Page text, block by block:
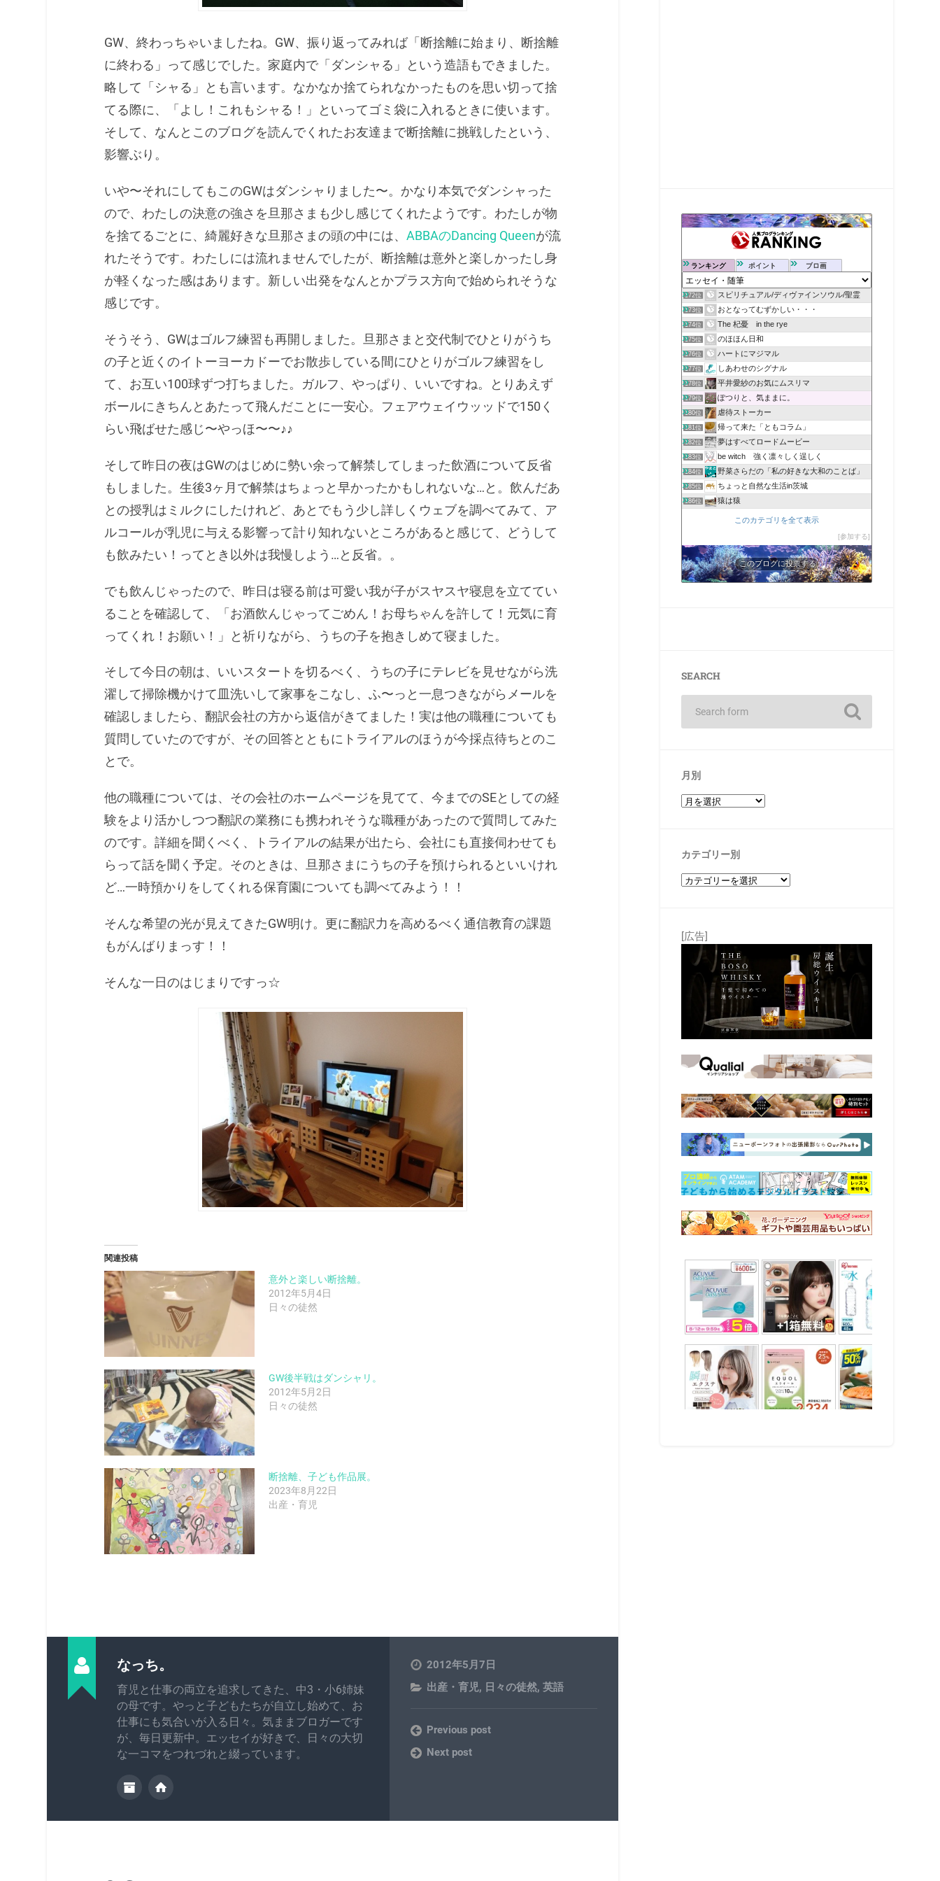
GW、終わっちゃいましたね。GW、振り返ってみれば「断捨離に始まり、断捨離
に終わる」って感じでした。家庭内で「ダンシャる」という造語もできました。
略して「シャる」とも言います。なかなか捨てられなかったものを思い切って捨
てる際に、「よし！これもシャる！」といってゴミ袋に入れるときに使います。
そして、なんとこのブログを読んでくれたお友達まで断捨離に挑戦したという、
影響ぶり。
いや〜それにしてもこのGWはダンシャりました〜。かなり本気でダンシャった
ので、わたしの決意の強さを旦那さまも少し感じてくれたようです。わたしが物
を捨てるごとに、綺麗好きな旦那さまの頭の中には、 ABBAのDancing Queenが流
れたそうです。わたしには流れませんでしたが、断捨離は意外と楽しかったし身
が軽くなった感はあります。新しい出発をなんとかプラス方向で始められそうな
感じです。
そうそう、GWはゴルフ練習も再開しました。旦那さまと交代制でひとりがうち
の子と近くのイトーヨーカドーでお散歩している間にひとりがゴルフ練習をし
て、お互い100球ずつ打ちました。ガルフ、やっぱり、いいですね。とりあえず
ボールにきちんとあたって飛んだことに一安心。フェアウェイウッッドで150く
らい飛ばせた感じ〜やっほ〜〜♪♪
そして昨日の夜はGWのはじめに勢い余って解禁してしまった飲酒について反省
もしました。生後3ヶ月で解禁はちょっと早かったかもしれないな…と。飲んだあ
との授乳はミルクにしたけれど、あとでもう少し詳しくウェブを調べてみて、ア
ルコールが乳児に与える影響って計り知れないところがあると感じて、どうして
も飲みたい！ってとき以外は我慢しよう…と反省。。
でも飲んじゃったので、昨日は寝る前は可愛い我が子がスヤスヤ寝息を立ててい
ることを確認して、「お酒飲んじゃってごめん！お母ちゃんを許して！元気に育
ってくれ！お願い！」と祈りながら、うちの子を抱きしめて寝ました。
そして今日の朝は、いいスタートを切るべく、うちの子にテレビを見せながら洗
濯して掃除機かけて皿洗いして家事をこなし、ふ〜っと一息つきながらメールを
確認しましたら、翻訳会社の方から返信がきてました！実は他の職種についても
質問していたのですが、その回答とともにトライアルのほうが今採点待ちとのこ
とで。
他の職種については、その会社のホームページを見てて、今までのSEとしての経
験をより活かしつつ翻訳の業務にも携われそうな職種があったので質問してみた
のです。詳細を聞くべく、トライアルの結果が出たら、会社にも直接伺わせても
らって話を聞く予定。そのときは、旦那さまにうちの子を預けられるといいけれ
ど…一時預かりをしてくれる保育園についても調べてみよう！！
そんな希望の光が見えてきたGW明け。更に翻訳力を高めるべく通信教育の課題
もがんばりまっす！！
そんな一日のはじまりですっ☆
関連投稿
意外と楽しい断捨離。
2012年5月4日
日々の徒然
GW後半戦はダンシャリ。
2012年5月2日
日々の徒然
断捨離、子ども作品展。
2023年8月22日
出産・育児
なっち。
育児と仕事の両立を追求してきた、中3・小6姉妹
の母です。やっと子どもたちが自立し始めて、お
仕事にも気合いが入る日々。気ままブロガーです
が、毎日更新中。エッセイが好きで、日々の大切
な一コマをつれづれと綴っています。
2012年5月7日
出産・育児, 日々の徒然,英語
Previous post
Next post
ランキング ポイント ブロ画
172位 スピリチュアル/ディヴァインソウル/聖霊
173位 おとなってむずかしい・・・
174位 The 杞憂 in the rye
175位 のほほん日和
176位 ハートにマジマル
177位 しあわせのシグナル
178位 平井愛紗のお気にムスリマ
179位 ぽつりと、気ままに。
180位 虐待ストーカー
181位 帰って来た「ともコラム」
182位 夢はすべてロードムービー
183位 be witch 強く凛々しく逞しく
184位 野菜さらだの「私の好きな大和のことば」
185位 ちょっと自然な生活in茨城
186位 猿は猿
このカテゴリを全て表示
参加する
このブログに投票する
SEARCH
月別
カテゴリー別
[広告]